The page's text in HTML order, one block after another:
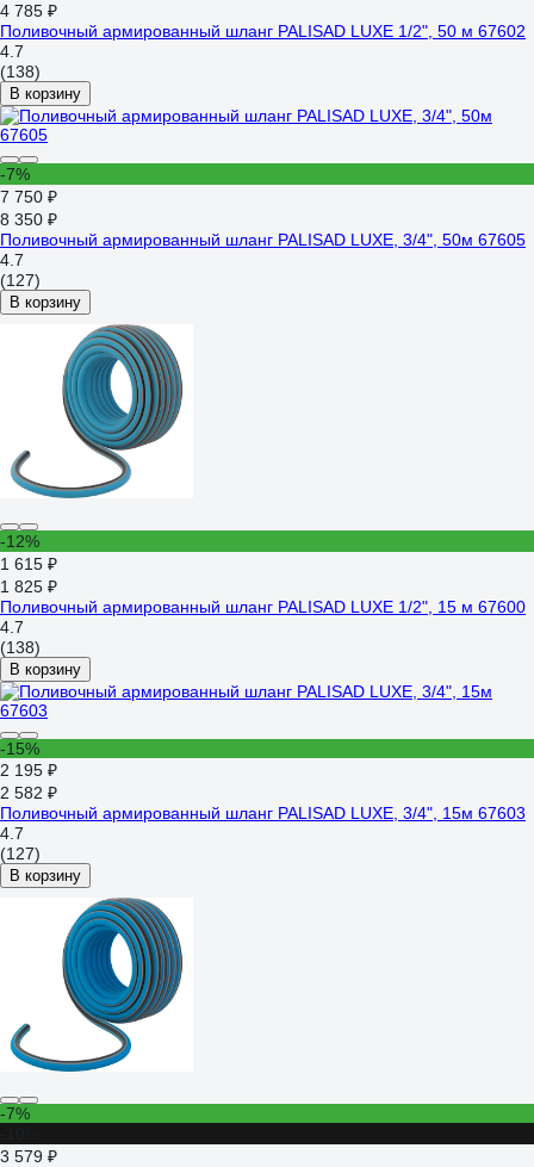
4 785 ₽
Поливочный армированный шланг PALISAD LUXE 1/2", 50 м 67602
4.7
(138)
В корзину
-7%
7 750 ₽
8 350 ₽
Поливочный армированный шланг PALISAD LUXE, 3/4", 50м 67605
4.7
(127)
В корзину
-12%
1 615 ₽
1 825 ₽
Поливочный армированный шланг PALISAD LUXE 1/2", 15 м 67600
4.7
(138)
В корзину
-15%
2 195 ₽
2 582 ₽
Поливочный армированный шланг PALISAD LUXE, 3/4", 15м 67603
4.7
(127)
В корзину
-7%
3 579 ₽